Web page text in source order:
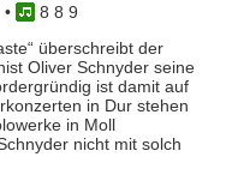
•
8 8 9
überschreibt der
Oliver Schnyder seine
ist damit auf
in Dur stehen
in Moll
nicht mit solch